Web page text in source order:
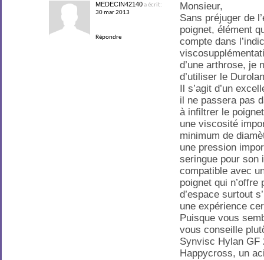
MEDECIN42140a écrit:
30 mar 2013
Répondre
Monsieur,
Sans préjuger de
poignet, élément
compte dans
d’une arthrose, je
d’utiliser le
Il s’agit d’un
il ne passera pas
à infiltrer le
une viscosité
minimum de
une pression
seringue pour son
compatible avec
poignet qui
d’espace surtout
une expérience
Puisque vous
vous conseille
Synvisc Hylan GF
Happycross, un